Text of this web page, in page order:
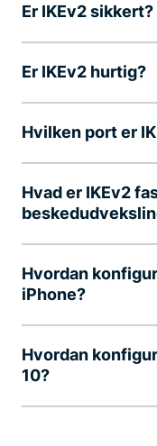
Er IKEv2 sikkert?
Er IKEv2 hurtig?
Hvilken port er
Hvad er IKEv2
Hvordan
iPhone?
Hvordan
10?